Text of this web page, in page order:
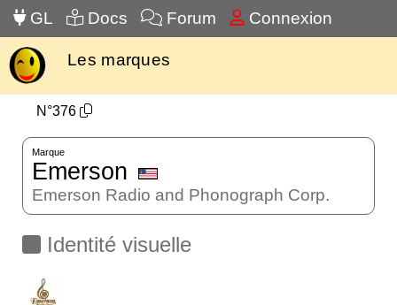
GL Docs Forum Connexion
Les marques
N°376
Marque
Emerson
Emerson Radio and Phonograph Corp.
Identité visuelle